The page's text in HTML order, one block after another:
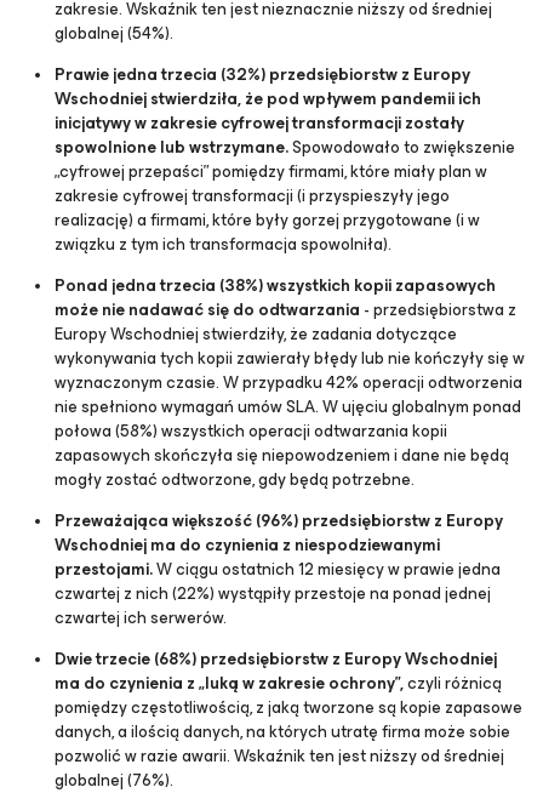
zakresie. Wskaźnik ten jest nieznacznie niższy od średniej
globalnej (54%).
Prawie jedna trzecia (32%) przedsiębiorstw z Europy
Wschodniej stwierdziła, że pod wpływem pandemii ich
inicjatywy w zakresie cyfrowej transformacji zostały
spowolnione lub wstrzymane.Spowodowało to zwiększenie
„cyfrowej przepaści” pomiędzy firmami, które miały plan w
zakresie cyfrowej transformacji (i przyspieszyły jego
realizację) a firmami, które były gorzej przygotowane (i w
związku z tym ich transformacja spowolniła).
Ponad jedna trzecia (38%) wszystkich kopii zapasowych
może nie nadawać się do odtwarzania - przedsiębiorstwa z
Europy Wschodniej stwierdziły, że zadania dotyczące
wykonywania tych kopii zawierały błędy lub nie kończyły się w
wyznaczonym czasie. W przypadku 42% operacji odtworzenia
nie spełniono wymagań umów SLA. W ujęciu globalnym ponad
połowa (58%) wszystkich operacji odtwarzania kopii
zapasowych skończyła się niepowodzeniem i dane nie będą
mogły zostać odtworzone, gdy będą potrzebne.
Przeważająca większość (96%) przedsiębiorstw z Europy
Wschodniej ma do czynienia z niespodziewanymi
przestojami.W ciągu ostatnich 12 miesięcy w prawie jedna
czwartej z nich (22%) wystąpiły przestoje na ponad jednej
czwartej ich serwerów.
Dwie trzecie (68%) przedsiębiorstw z Europy Wschodniej
ma do czynienia z „luką w zakresie ochrony”,czyli różnicą
pomiędzy częstotliwością, z jaką tworzone są kopie zapasowe
danych, a ilością danych, na których utratę firma może sobie
pozwolić w razie awarii. Wskaźnik ten jest niższy od średniej
globalnej (76%).